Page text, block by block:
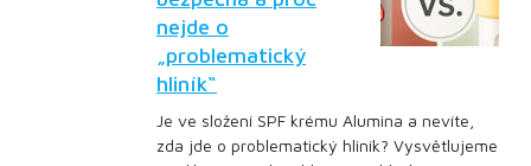
nejde o
„problematický
hliník“
Je ve složení SPF krému Alumina a nevíte,
zda jde o problematický hliník? Vysvětlujeme